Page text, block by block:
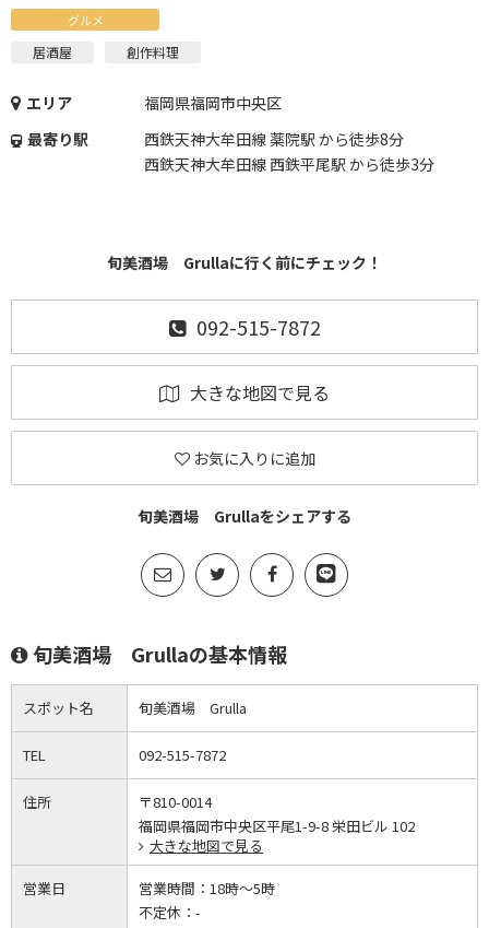
グルメ
居酒屋 創作料理
エリア
福岡県福岡市中央区
最寄り駅
西鉄天神大牟田線 薬院駅 から徒歩8分
西鉄天神大牟田線 西鉄平尾駅 から徒歩3分
旬美酒場 Grullaに行く前にチェック！
092-515-7872
大きな地図で見る
お気に入りに追加
旬美酒場 Grullaをシェアする
旬美酒場 Grullaの基本情報
スポット名 旬美酒場 Grulla
TEL 092-515-7872
住所
〒810-0014
福岡県福岡市中央区平尾1-9-8 栄田ビル 102
大きな地図で見る
営業日 営業時間： 18時～5時
不定休： -